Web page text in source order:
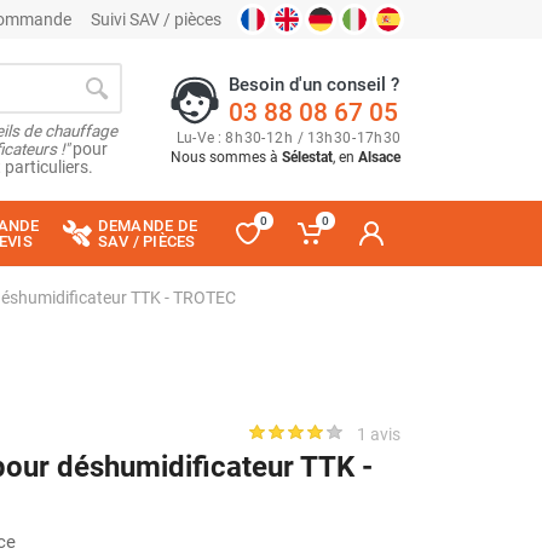
Suivi SAV / pièces
de chauffage
!"pour
particuliers.
Besoin d'un conseil ?
03 88 08 67 05
Lu-Ve : 8h30-12h / 13h30-17h30
Nous sommes à Sélestat, en Alsace
DEMANDE DE
SAV / PIÈCES
0 0
TTK - TROTEC
1 avis
déshumidificateur TTK -